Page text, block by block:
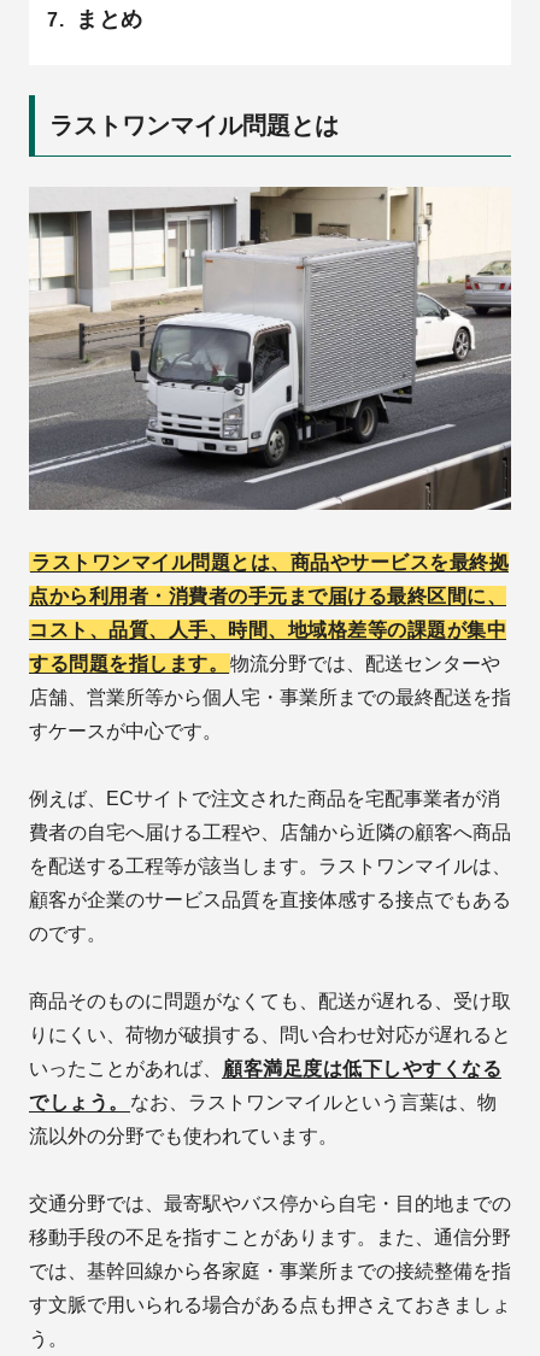
まとめ
ラストワンマイル問題とは
ラストワンマイル問題とは、商品やサービスを最終拠
点から利用者・消費者の手元まで届ける最終区間に、
コスト、品質、人手、時間、地域格差等の課題が集中
する問題を指します。
物流分野では、配送センターや
店舗、営業所等から個人宅・事業所までの最終配送を指
すケースが中心です。
例えば、ECサイトで注文された商品を宅配事業者が消
費者の自宅へ届ける工程や、店舗から近隣の顧客へ商品
を配送する工程等が該当します。ラストワンマイルは、
顧客が企業のサービス品質を直接体感する接点でもある
のです。
商品そのものに問題がなくても、配送が遅れる、受け取
りにくい、荷物が破損する、問い合わせ対応が遅れると
いったことがあれば、
顧客満足度は低下しやすくなる
でしょう。
なお、ラストワンマイルという言葉は、物
流以外の分野でも使われています。
交通分野では、最寄駅やバス停から自宅・目的地までの
移動手段の不足を指すことがあります。また、通信分野
では、基幹回線から各家庭・事業所までの接続整備を指
す文脈で用いられる場合がある点も押さえておきましょ
う。